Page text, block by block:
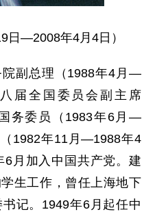
日—2008年4月4日）
院副总理（1988年4月—
届全国委员会副主席
务委员（1983年6月—
1982年11月—1988年4
6月加入中国共产党。建
生工作，曾任上海地下
记。1949年6月起任中